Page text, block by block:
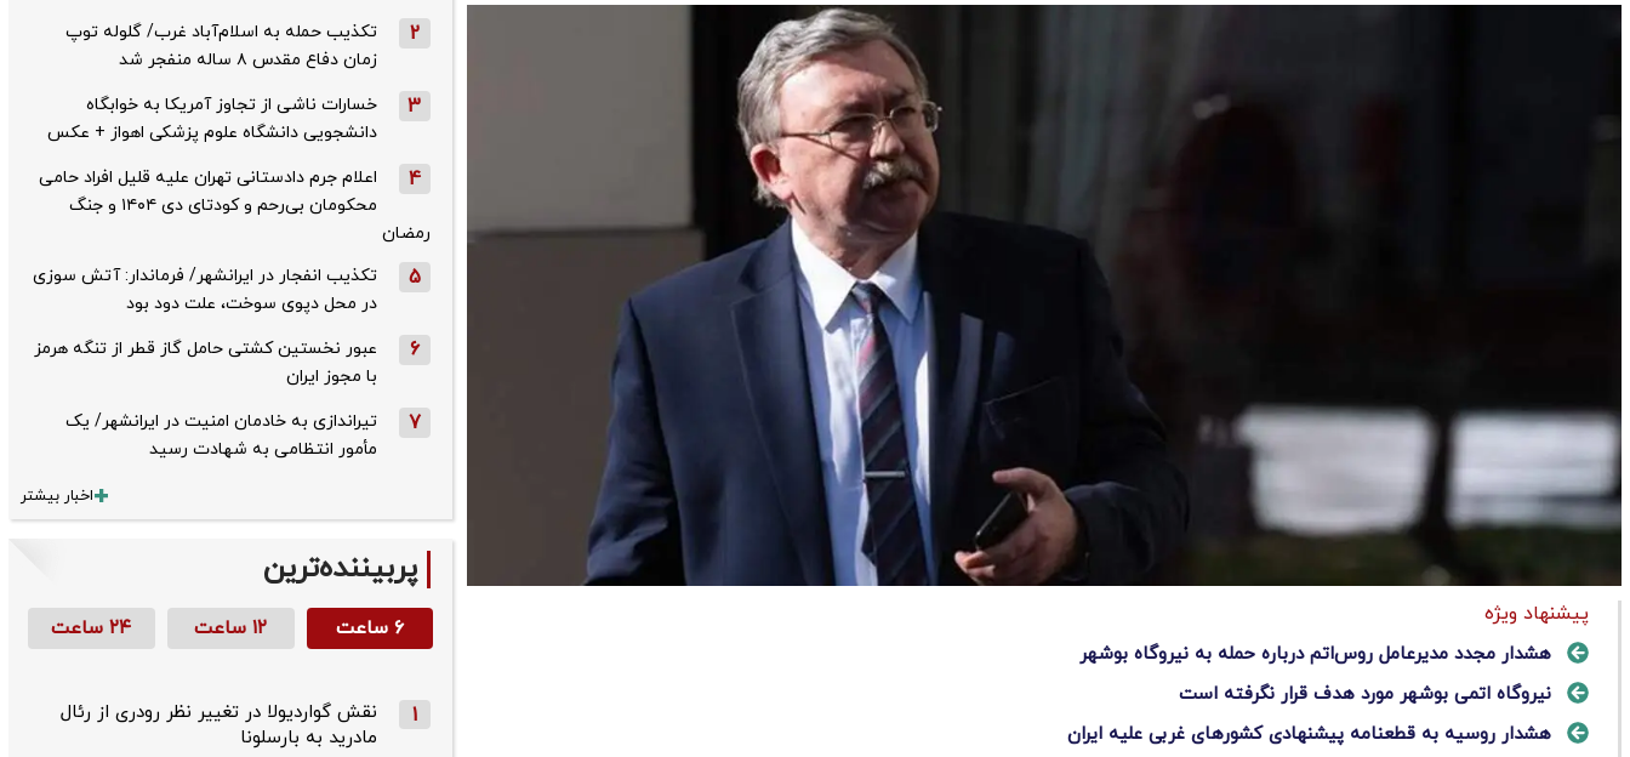
پیشنهاد ویژه
هشدار مجدد مدیرعامل روس‌اتم درباره حمله به نیروگاه بوشهر
نیروگاه اتمی بوشهر مورد هدف قرار نگرفته است
هشدار روسیه به قطعنامه پیشنهادی کشورهای غربی علیه ایران
2
تکذیب حمله به اسلام‌آباد غرب/ گلوله توپ
زمان دفاع مقدس ۸ ساله منفجر شد
3
خسارات ناشی از تجاوز آمریکا به خوابگاه
دانشجویی دانشگاه علوم پزشکی اهواز + عکس
4
اعلام جرم دادستانی تهران علیه قلیل افراد حامی
محکومان بی‌رحم و کودتای دی‌ ۱۴۰۴ و جنگ
رمضان
5
تکذیب ‌انفجار در ایرانشهر/ فرماندار: آتش سوزی
در محل دپوی سوخت، علت دود بود
6
عبور نخستین کشتی حامل گاز قطر از تنگه هرمز
با مجوز ایران
7
تیراندازی به خادمان امنیت در ایرانشهر/ یک
مأمور انتظامی به شهادت رسید
اخبار بیشتر
پربیننده‌ترین
۶ ساعت ۱۲ ساعت ۲۴ ساعت
1
نقش گواردیولا در تغییر نظر رودری از رئال
مادرید به بارسلونا